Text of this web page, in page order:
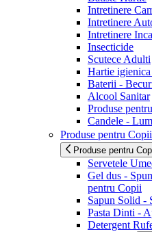
Intretinere
Intretinere
Intretinere
Insecticide
Scutece Adulti
Hartie igienica
Baterii -
Alcool Sanitar
Produse
Candele -
Produse pentru Copii
Produse pentru
Servetele
Gel dus -
pentru Copii
Sapun Solid -
Pasta Dinti -
Detergent